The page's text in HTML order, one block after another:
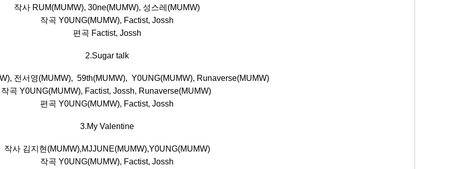
작사 RUM(MUMW), 30ne(MUMW), 성스레(MUMW)
작곡 Y0UNG(MUMW), Factist, Jossh
편곡 Factist, Jossh
2.Sugar talk
전서영(MUMW),  59th(MUMW),  Y0UNG(MUMW), Runaverse(MUMW)
작곡 Y0UNG(MUMW), Factist, Jossh, Runaverse(MUMW)
편곡 Y0UNG(MUMW), Factist, Jossh
3.My Valentine
작사 김지현(MUMW),MJJUNE(MUMW),Y0UNG(MUMW)
작곡 Y0UNG(MUMW), Factist, Jossh